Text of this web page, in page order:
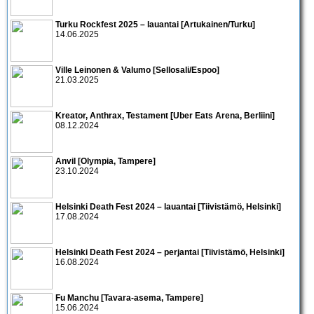
Turku Rockfest 2025 – lauantai [Artukainen/Turku]
14.06.2025
Ville Leinonen & Valumo [Sellosali/Espoo]
21.03.2025
Kreator, Anthrax, Testament [Uber Eats Arena, Berliini]
08.12.2024
Anvil [Olympia, Tampere]
23.10.2024
Helsinki Death Fest 2024 – lauantai [Tiivistämö, Helsinki]
17.08.2024
Helsinki Death Fest 2024 – perjantai [Tiivistämö, Helsinki]
16.08.2024
Fu Manchu [Tavara-asema, Tampere]
15.06.2024